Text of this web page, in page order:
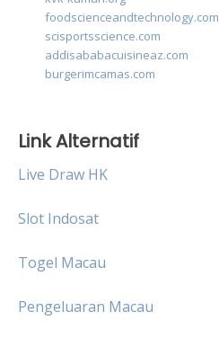
foodscienceandtechnology.com
scisportsscience.com
addisababacuisineaz.com
burgerimcamas.com
Link Alternatif
Live Draw HK
Slot Indosat
Togel Macau
Pengeluaran Macau